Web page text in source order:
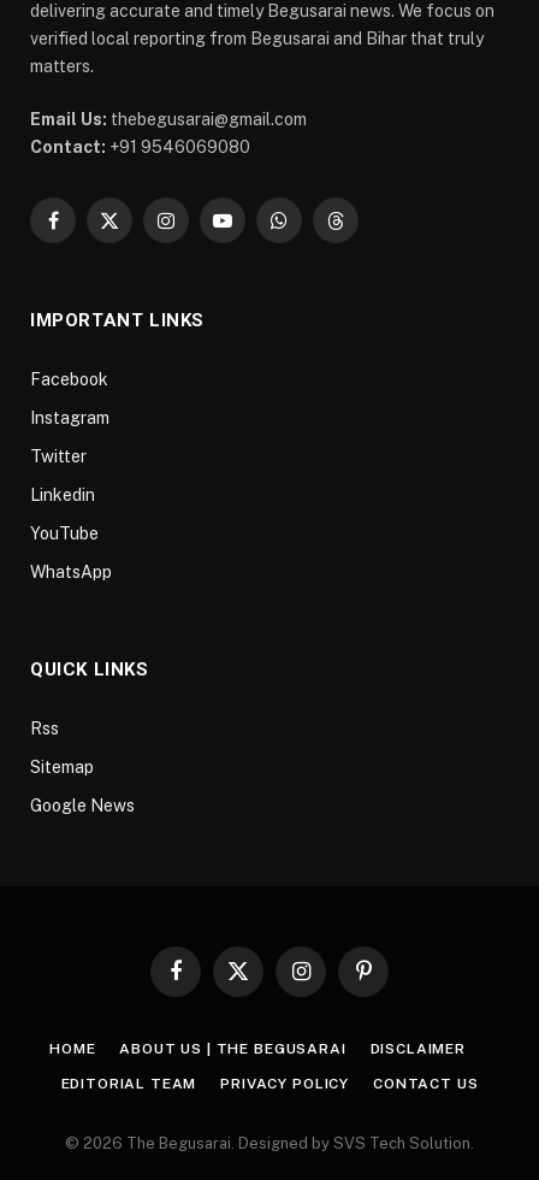
delivering accurate and timely Begusarai news. We focus on
verified local reporting from Begusarai and Bihar that truly
matters.
Email Us: thebegusarai@gmail.com
Contact: +91 9546069080
Facebook
X
InstagramYouTubeWhatsAppThreads
IMPORTANT LINKS
Facebook
Instagram
Twitter
Linkedin
YouTube
WhatsApp
QUICK LINKS
Rss
Sitemap
Google News
Facebook
X
InstagramPinterest
HOME ABOUT US | THE BEGUSARAI DISCLAIMER
EDITORIAL TEAM PRIVACY POLICY CONTACT US
© 2026 The Begusarai. Designed by SVS Tech Solution.